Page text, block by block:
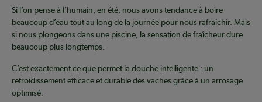
Si l’on pense à l’humain, en été, nous avons tendance à boire
beaucoup d’eau tout au long de la journée pour nous rafraîchir. Mais
si nous plongeons dans une piscine, la sensation de fraîcheur dure
beaucoup plus longtemps.
C’est exactement ce que permet la douche intelligente : un
refroidissement efficace et durable des vaches grâce à un arrosage
optimisé.